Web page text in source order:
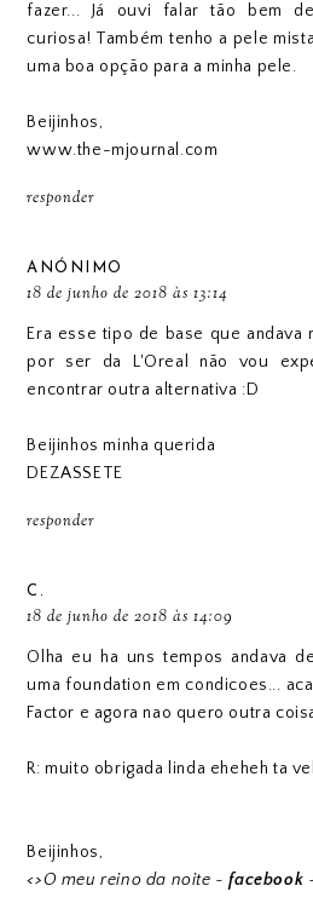
fazer... Já ouvi falar tão bem
curiosa! Também tenho a pele
uma boa opção para a minha pele.
Beijinhos,
www.the-mjournal.com
responder
ANÓNIMO
18 de junho de 2018 às 13:14
Era esse tipo de base que andava
por ser da L'Oreal não vou
encontrar outra alternativa :D
Beijinhos minha querida
DEZASSETE
responder
C.
18 de junho de 2018 às 14:09
Olha eu ha uns tempos andava
uma foundation em condicoes...
Factor e agora nao quero outra
R: muito obrigada linda eheheh ta
Beijinhos,
<>O meu reino da noite ~facebook